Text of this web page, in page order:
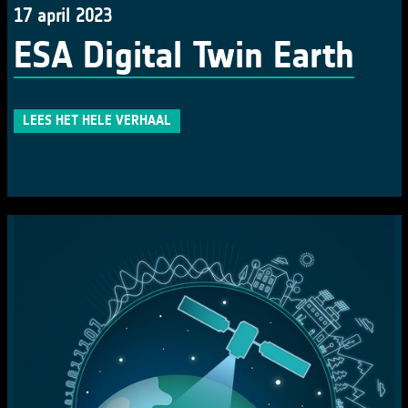
17 april 2023
ESA Digital Twin Earth
LEES HET HELE VERHAAL